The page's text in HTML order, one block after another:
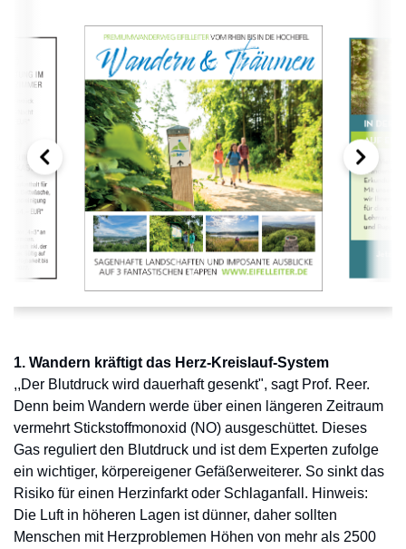
1. Wandern kräftigt das Herz-Kreislauf-System
,,Der Blutdruck wird dauerhaft gesenkt", sagt Prof. Reer.
Denn beim Wandern werde über einen längeren Zeitraum
vermehrt Stickstoffmonoxid (NO) ausgeschüttet. Dieses
Gas reguliert den Blutdruck und ist dem Experten zufolge
ein wichtiger, körpereigener Gefäßerweiterer. So sinkt das
Risiko für einen Herzinfarkt oder Schlaganfall. Hinweis:
Die Luft in höheren Lagen ist dünner, daher sollten
Menschen mit Herzproblemen Höhen von mehr als 2500